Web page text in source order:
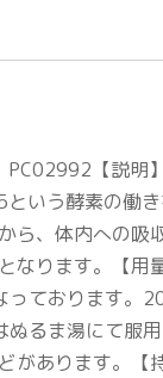
PC02992【説
という酵素の働
ら、体内への
なります。【
っております。
ぬるま湯にて服
があります。